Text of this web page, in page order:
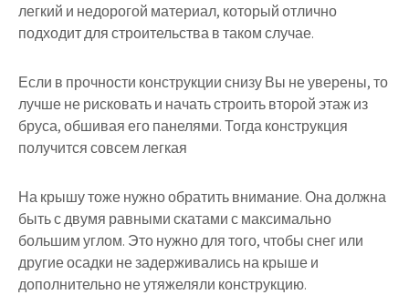
легкий и недорогой материал, который отлично
подходит для строительства в таком случае.
Если в прочности конструкции снизу Вы не уверены, то
лучше не рисковать и начать строить второй этаж из
бруса, обшивая его панелями. Тогда конструкция
получится совсем легкая
На крышу тоже нужно обратить внимание. Она должна
быть с двумя равными скатами с максимально
большим углом. Это нужно для того, чтобы снег или
другие осадки не задерживались на крыше и
дополнительно не утяжеляли конструкцию.